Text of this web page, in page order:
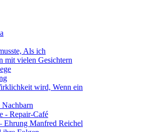
Als ich
mit vielen Gesichtern
wird, Wenn ein
- Repair-Café
Ehrung Manfred Reichel